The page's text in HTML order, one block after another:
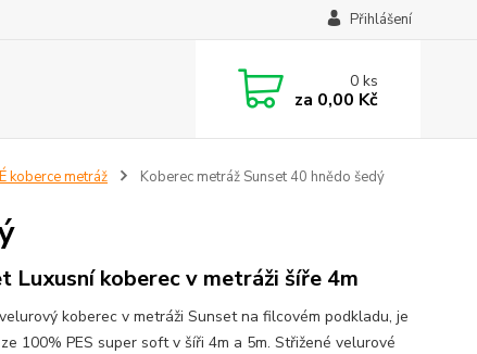
Přihlášení
0ks
za 0,00 Kč
koberce metráž Koberec metráž Sunset 40 hnědo šedý
Luxusní koberec v metráži šíře 4m
koberec v metráži Sunset na filcovém podkladu, je
100% PES super soft v šíři 4m a 5m. Střižené velurové